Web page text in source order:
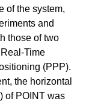
of the system,
and
those of two
Time
(PPP).
the horizontal
of POINT was